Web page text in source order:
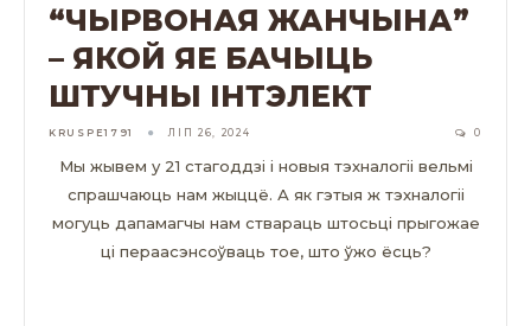
“ЧЫРВОНАЯ ЖАНЧЫНА”
– ЯКОЙ ЯЕ БАЧЫЦЬ
ШТУЧНЫ ІНТЭЛЕКТ
KRUSPE1791 ЛІП 26, 2024 0
Мы жывем у 21 стагоддзі і новыя тэхналогіі вельмі
спрашчаюць нам жыццё. А як гэтыя ж тэхналогіі
могуць дапамагчы нам ствараць штосьці прыгожае
ці пераасэнсоўваць тое, што ўжо ёсць?